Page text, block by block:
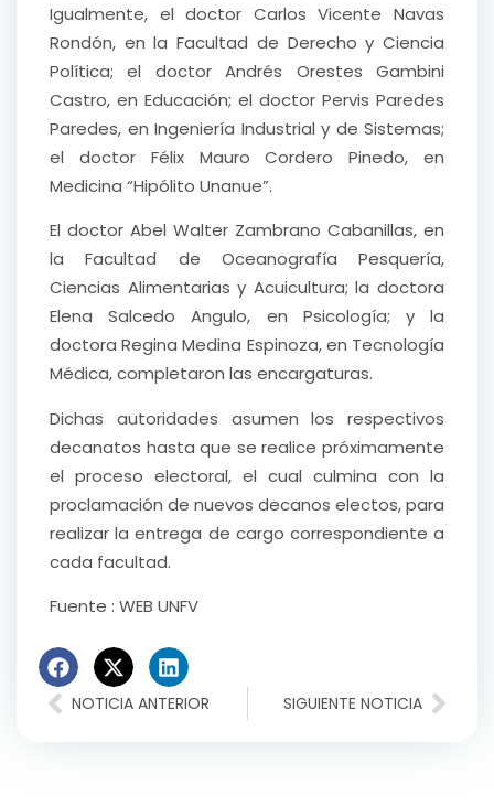
Igualmente, el doctor Carlos Vicente Navas
Rondón, en la Facultad de Derecho y Ciencia
Política; el doctor Andrés Orestes Gambini
Castro, en Educación; el doctor Pervis Paredes
Paredes, en Ingeniería Industrial y de Sistemas;
el doctor Félix Mauro Cordero Pinedo, en
Medicina “Hipólito Unanue”.
El doctor Abel Walter Zambrano Cabanillas, en
la Facultad de Oceanografía Pesquería,
Ciencias Alimentarias y Acuicultura; la doctora
Elena Salcedo Angulo, en Psicología; y la
doctora Regina Medina Espinoza, en Tecnología
Médica, completaron las encargaturas.
Dichas autoridades asumen los respectivos
decanatos hasta que se realice próximamente
el proceso electoral, el cual culmina con la
proclamación de nuevos decanos electos, para
realizar la entrega de cargo correspondiente a
cada facultad.
Fuente : WEB UNFV
NOTICIA ANTERIOR SIGUIENTE NOTICIA